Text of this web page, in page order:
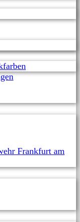
Frankfurt am